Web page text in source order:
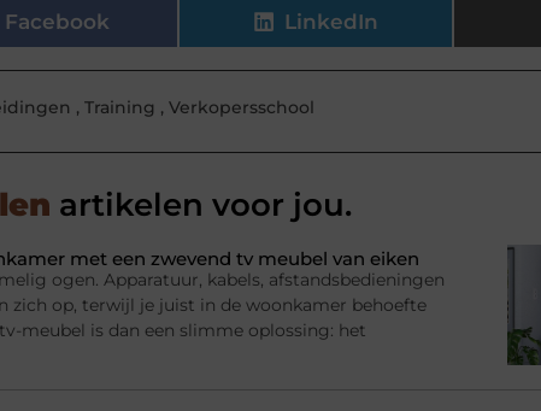
Facebook LinkedIn
, Training , Verkopersschool
artikelen voor jou.
met een zwevend tv meubel van eiken
ogen. Apparatuur, kabels, afstandsbedieningen
zich op, terwijl je juist in de woonkamer behoefte
meubel is dan een slimme oplossing: het